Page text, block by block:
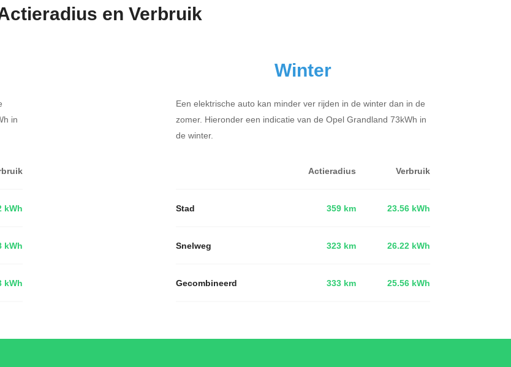
en Verbruik
in
kWh
kWh
kWh
Winter
Een elektrische auto kan minder ver rijden in de winter dan in de
zomer. Hieronder een indicatie van de Opel Grandland 73kWh in
de winter.
Actieradius Verbruik
Stad 359 km 23.56 kWh
Snelweg 323 km 26.22 kWh
Gecombineerd 333 km 25.56 kWh